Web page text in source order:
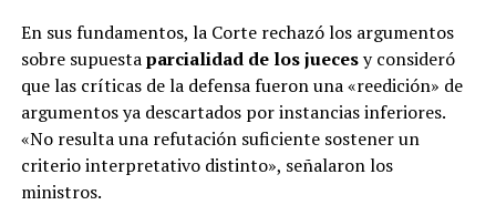
En sus fundamentos, la Corte rechazó los argumentos
sobre supuestaparcialidad de los juecesy consideró
que las críticas de la defensa fueron una «reedición» de
argumentos ya descartados por instancias inferiores.
«No resulta una refutación suficiente sostener un
criterio interpretativo distinto», señalaron los
ministros.